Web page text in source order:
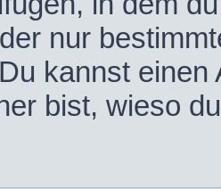
nur
kannst
bist, wieso